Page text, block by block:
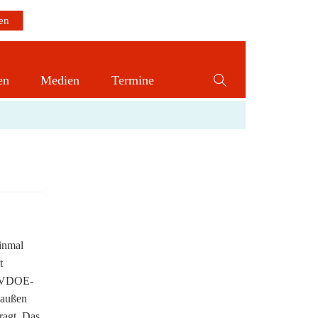
Medien Termine
Website-
Suche
umschalten